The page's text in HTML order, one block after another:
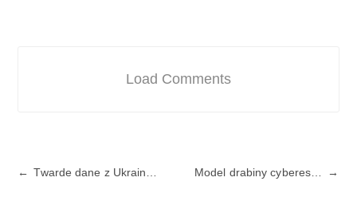
Load Comments
Twarde dane z Ukrainy o użyciu nowych technologii wojskowych - dronów. Wnioski? Model drabiny cybereskalacji oparty o prawo międzynarodowe